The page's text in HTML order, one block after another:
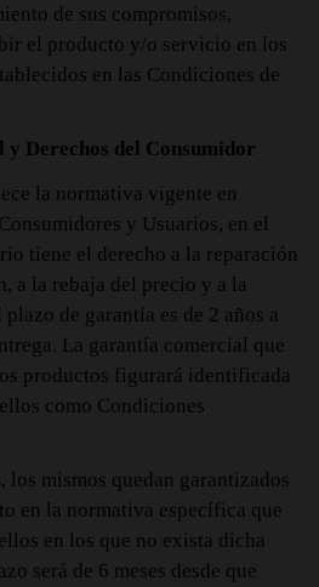
de sus compromisos,
el producto y/o servicio en los
en las Condiciones de
Derechos del Consumidor
la normativa vigente en
y Usuarios, en el
tiene el derecho a la reparación
a la rebaja del precio y a la
de garantía es de 2 años a
La garantía comercial que
productos figurará identificada
como Condiciones
los mismos quedan garantizados
en la normativa específica que
en los que no exista dicha
será de 6 meses desde que